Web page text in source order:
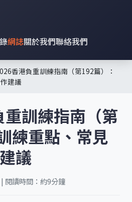
網誌關於我們聯絡我們
香港負重訓練指南（第192篇）：
建議
訓練指南（第
練重點、常見
議
閱讀時間：約9分鐘